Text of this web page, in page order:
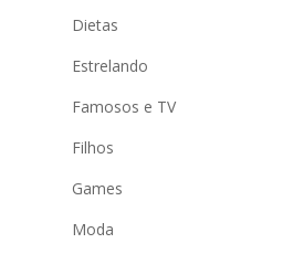
Dietas
Estrelando
Famosos e TV
Filhos
Games
Moda